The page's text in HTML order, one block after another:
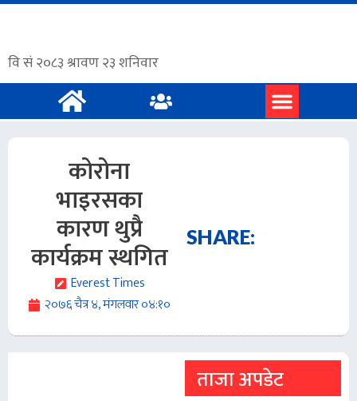
कोरोना
भाइरसका
कारण थुप्रै
कार्यक्रम स्थगित
Everest Times
२०७६ चैत्र ४, मंगलवार ०४:१०
SHARE:
ताजा अपडेट